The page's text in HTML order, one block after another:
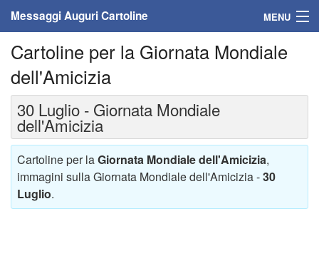
Messaggi Auguri Cartoline MENU
Home
Messaggi
Cartoline
Cartoline con nome
Cartoline per persone
Cartoline per la Giornata Mondiale
dell'Amicizia
30 Luglio - Giornata Mondiale
dell'Amicizia
Cartoline per laGiornata Mondiale dell'Amicizia,
immagini sulla Giornata Mondiale dell'Amicizia -30
Luglio.